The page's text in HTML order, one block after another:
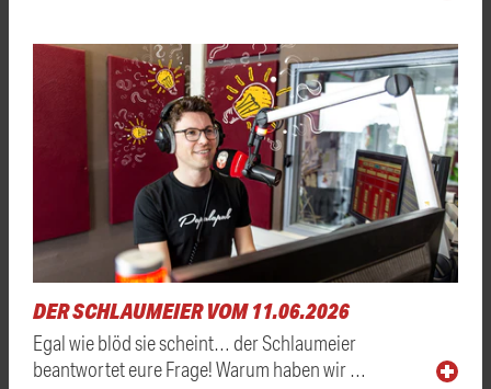
DER SCHLAUMEIER VOM 11.06.2026
Egal wie blöd sie scheint… der Schlaumeier
beantwortet eure Frage! Warum haben wir …